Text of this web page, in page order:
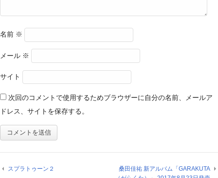
名前 ※
メール ※
サイト
次回のコメントで使用するためブラウザーに自分の名前、メールア
ドレス、サイトを保存する。
スプラトゥーン２
桑田佳祐 新アルバム「GARAKUTA